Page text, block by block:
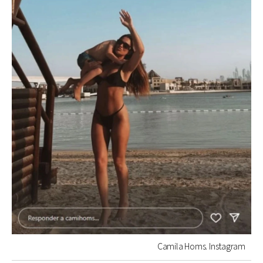
Camila Homs. Instagram